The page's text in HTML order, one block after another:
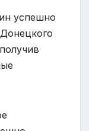
успешно